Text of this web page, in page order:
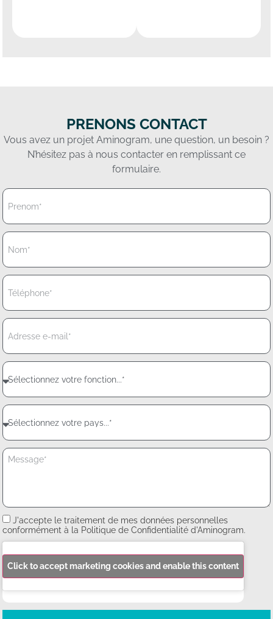
PRENONS CONTACT
Vous avez un projet Aminogram, une question, un besoin ?
N’hésitez pas à nous contacter en remplissant ce
formulaire.
J'accepte le traitement de mes données personnelles
conformément à la Politique de Confidentialité d'Aminogram.
Click to accept marketing cookies and enable this content